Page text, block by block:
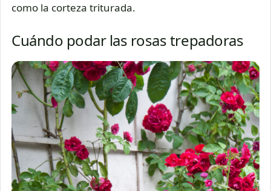
como la corteza triturada.
Cuándo podar las rosas trepadoras